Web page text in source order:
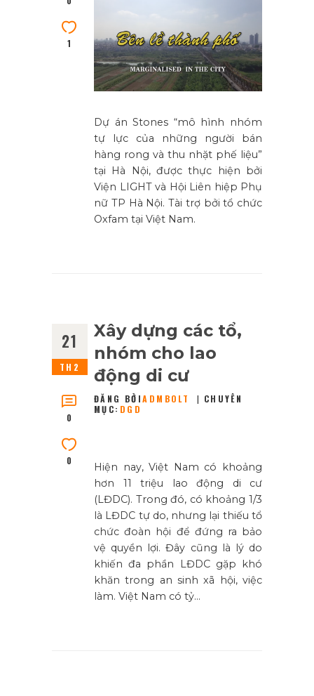
1
Dự án Stones “mô hình nhóm
tự lực của những người bán
hàng rong và thu nhặt phế liệu”
tại Hà Nội, được thực hiện bởi
Viện LIGHT và Hội Liên hiệp Phụ
nữ TP Hà Nội. Tài trợ bởi tổ chức
Oxfam tại Việt Nam.
21
TH2
0
0
Xây dựng các tổ,
nhóm cho lao
động di cư
ĐĂNG BỞIADMBOLT
CHUYÊN
MỤC: DGD
Hiện nay, Việt Nam có khoảng
hơn 11 triệu lao động di cư
(LĐDC). Trong đó, có khoảng 1/3
là LĐDC tự do, nhưng lại thiếu tổ
chức đoàn hội để đứng ra bảo
vệ quyền lợi. Đây cũng là lý do
khiến đa phần LĐDC gặp khó
khăn trong an sinh xã hội, việc
làm. Việt Nam có tỷ…